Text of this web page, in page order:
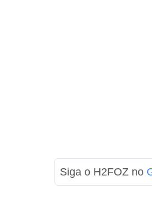
Siga o H2FOZ no